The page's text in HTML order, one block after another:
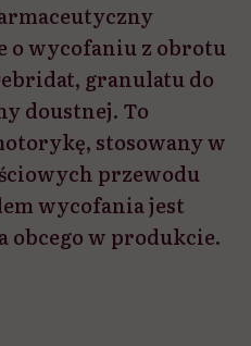
o wycofaniu z obrotu
granulatu do
doustnej. To
stosowany w
przewodu
wycofania jest
obcego w produkcie.